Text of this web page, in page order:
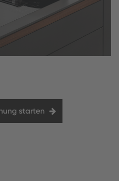
starten